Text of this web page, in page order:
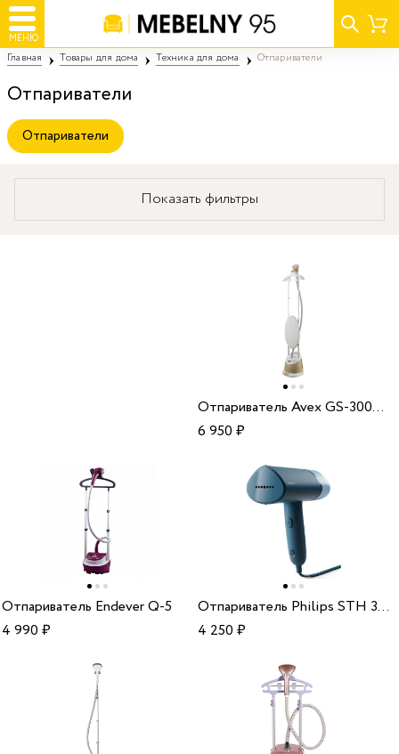
МЕНЮ
Главная Товары для дома Техника для дома Отпариватели
Отпариватели
Отпариватели
Показать фильтры
Отпариватель Avex GS-3000 gold
6 950₽
Отпариватель Endever Q-5
4 990₽
Отпариватель Philips STH 3000/20
4 250₽